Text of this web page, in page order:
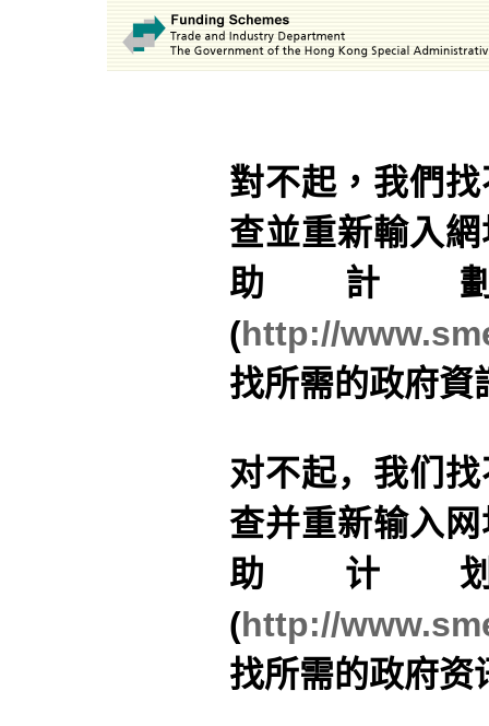
對不起，我們
查並重新輸入
助計
(http://
找所需的政府資
对不起，我们
查并重新输入
助计
(http://
找所需的政府资